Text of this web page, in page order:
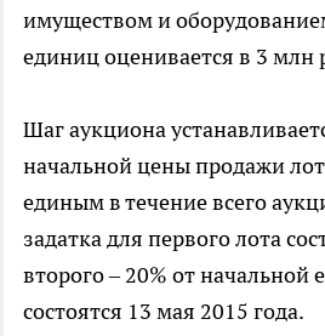
имуществом и
единиц оценивается в 3 млн
Шаг аукциона
начальной цены продажи
единым в течение всего
задатка для первого лота
второго – 20% от начальной
состоятся 13 мая 2015 года.